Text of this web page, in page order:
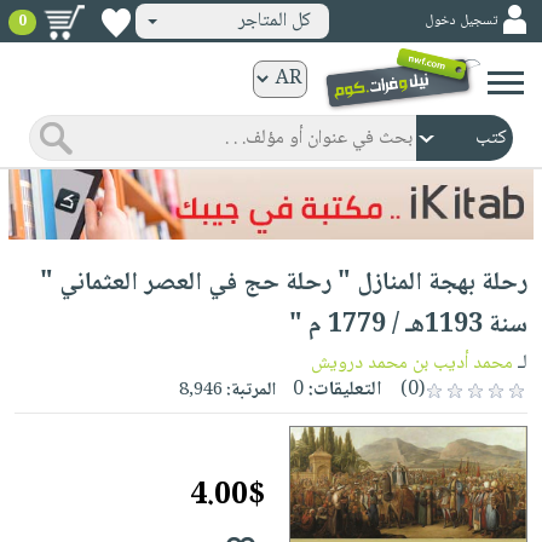
ورقية
المواضيع
صدر
حديثاً
الأكثر
مبيعاً
جوائز
شحن
مخفض
عروض
خاصة
صفحات
مشوقة
كتب
الكترونية
الرئيسية
صدر
حديثاً
الأكثر
مبيعاً
كتب
مجانية
صوتية
الصفحة
الرئيسية
masmu3
بلا
حدود
أطفال
وناشئة
الصفحةوسائل
تسجيل دخول كل المتاجر 0
رحلة بهجة المنازل " رحلة حج في العصر العثماني "
سنة 1193هـ / 1779 م "
لـمحمد أديب بن محمد درويش
(0)
التعليقات:0 المرتبة:8,946
4.00$